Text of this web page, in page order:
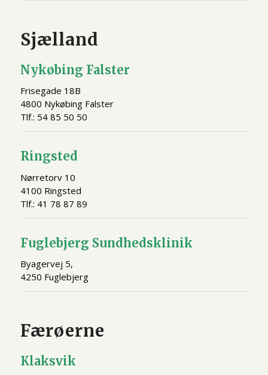
Sjælland
Nykøbing Falster
Frisegade 18B
4800 Nykøbing Falster
Tlf.: 54 85 50 50
Ringsted
Nørretorv 10
4100 Ringsted
Tlf.: 41 78 87 89
Fuglebjerg Sundhedsklinik
Byagervej 5,
4250 Fuglebjerg
Færøerne
Klaksvik